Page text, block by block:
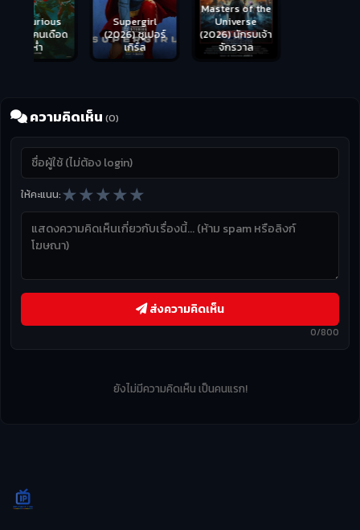
Supergirl
(2026) ซูเปอร์
Masters of the
Universe
(2026) นักรบเจ้า
จักรวาล
ความคิดเห็น (0)
ให้คะแนน:★★★★★
0/800
ส่งความคิดเห็น
ยังไม่มีความคิดเห็น เป็นคนแรก!